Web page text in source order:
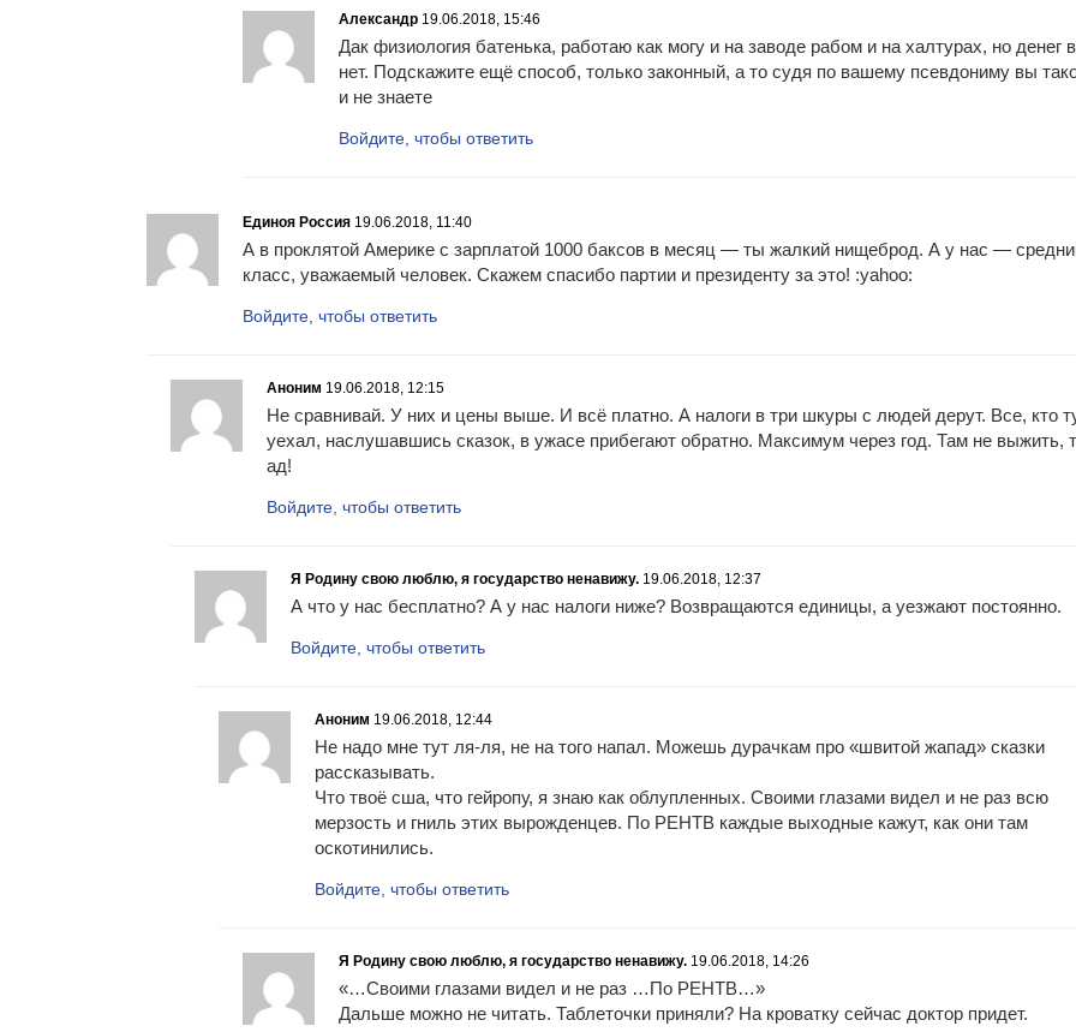
Александр 19.06.2018, 15:46
Дак физиология батенька, работаю как могу и на заводе рабом и на халтурах, но денег
нет. Подскажите ещё способ, только законный, а то судя по вашему псевдониму вы
и не знаете
Войдите, чтобы ответить
Единоя Россия 19.06.2018, 11:40
А в проклятой Америке с зарплатой 1000 баксов в месяц — ты жалкий нищеброд. А у нас —
класс, уважаемый человек. Скажем спасибо партии и президенту за это! :yahoo:
Войдите, чтобы ответить
Аноним 19.06.2018, 12:15
Не сравнивай. У них и цены выше. И всё платно. А налоги в три шкуры с людей дерут. Все, кто
уехал, наслушавшись сказок, в ужасе прибегают обратно. Максимум через год. Там не выжить,
ад!
Войдите, чтобы ответить
Я Родину свою люблю, я государство ненавижу. 19.06.2018, 12:37
А что у нас бесплатно? А у нас налоги ниже? Возвращаются единицы, а уезжают постоянно.
Войдите, чтобы ответить
Аноним 19.06.2018, 12:44
Не надо мне тут ля-ля, не на того напал. Можешь дурачкам про «швитой жапад» сказки
рассказывать.
Что твоё сша, что гейропу, я знаю как облупленных. Своими глазами видел и не раз всю
мерзость и гниль этих вырожденцев. По РЕНТВ каждые выходные кажут, как они там
оскотинились.
Войдите, чтобы ответить
Я Родину свою люблю, я государство ненавижу. 19.06.2018, 14:26
«…Своими глазами видел и не раз …По РЕНТВ…»
Дальше можно не читать. Таблеточки приняли? На кроватку сейчас доктор придет.